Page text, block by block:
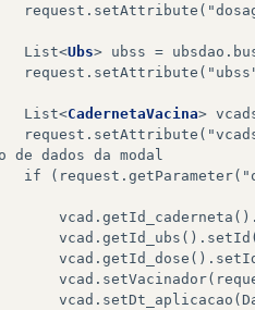
List
<Ubs> ubss =
List
<CadernetaVacina>
dados da modal
if